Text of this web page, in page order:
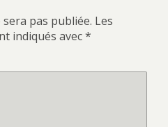
pas publiée. Les
indiqués avec*